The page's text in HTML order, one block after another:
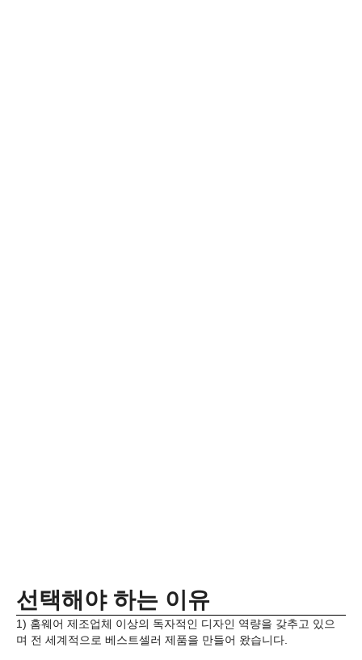
선택해야 하는 이유
1) 홈웨어 제조업체 이상의 독자적인 디자인 역량을 갖추고 있으
며 전 세계적으로 베스트셀러 제품을 만들어 왔습니다.